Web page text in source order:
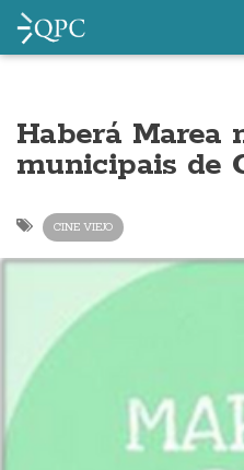
Haberá Marea
municipais de
CINE VIEJO